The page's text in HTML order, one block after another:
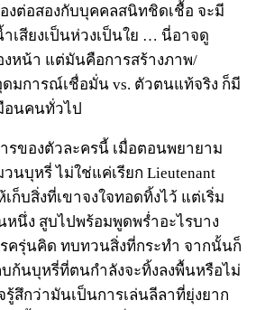
งต่อสองกับบุคคลสนิทชิดเชื้อ จะมี
เสียงเป็นห่วงเป็นใย … นี่อาจดู
หน้า แต่มันคือการสร้างภาพ/
มการณ์เชื่อมั่น vs. ตัวตนแท้จริง ก็มี
นคนทั่วไป
ของตัวละครนี้ เมื่อตอนพยายาม
วนบุหรี่ ไม่ใช่แค่เรียก Lieutenant
เก็บสิ่งที่เขาจงใจทอดทิ้งไว้ แต่เริ่ม
นึ่ง สูบไปพร้อมพูดพร่ำอะไรบาง
รครุ่นคิด ทบทวนสิ่งที่กระทำ จากนั้นก็
บก้นบุหรี่ที่ตนกำลังจะทิ้งลงพื้นหรือไม่
สึกว่ามันเป็นการเล่นลีลาที่ยุ่งยาก